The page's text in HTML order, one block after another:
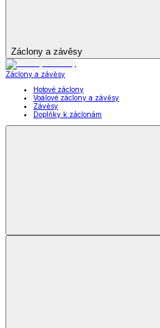
Záclony a závěsy
Záclony a závěsy
Hotové záclony
Voálové záclony a závěsy
Závěsy
Doplňky k záclonám